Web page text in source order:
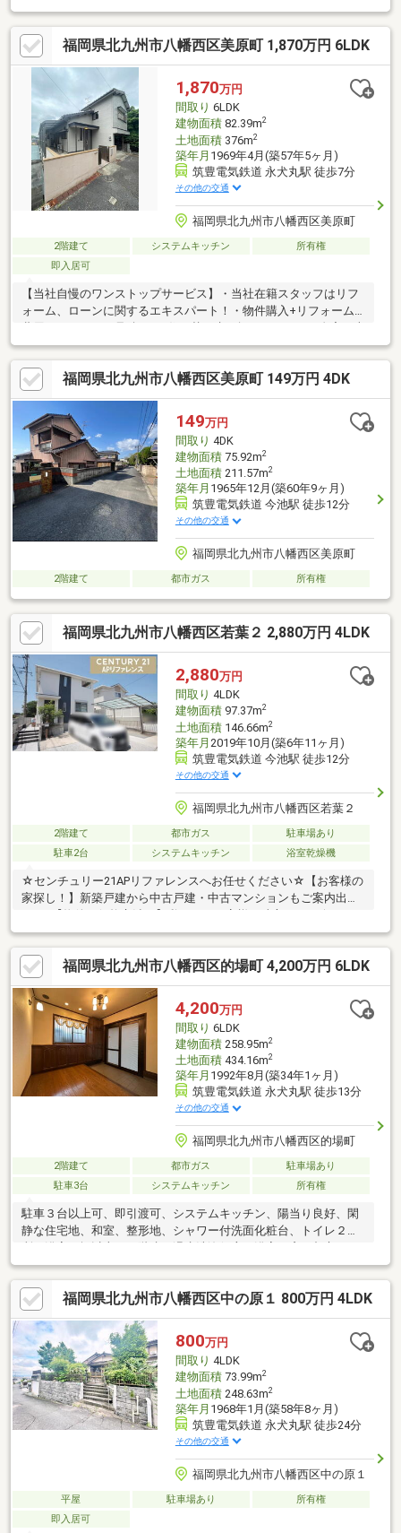
却が並行して行えます！・もちろん査定も無料です♪【ライフスタ
イルに合わせた物件探し】・土日祝/18時以降/1件～複数件のご内
覧も大歓迎・ご自宅等への送迎も可能です！・当社未掲載物件も
ご案内できます♪
福岡県北九州市八幡西区美原町 1,870万円 6LDK
1,870万円
間取り 6LDK
建物面積82.39m2
土地面積376m2
築年月 1969年4月(築57年5ヶ月)
筑豊電気鉄道 永犬丸駅 徒歩7分
その他の交通
福岡県北九州市八幡西区美原町
2階建て システムキッチン
所有権
即入居可
【当社自慢のワンストップサービス】・当社在籍スタッフはリフ
ォーム、ローンに関するエキスパート！・物件購入+リフォーム
却が並行して行えます！・もちろん査定も無料です♪【ライフスタ
イルに合わせた物件探し】・土日祝/18時以降/1件～複数件のご内
覧も大歓迎・ご自宅等への送迎も可能です！・当社未掲載物件も
ご案内できます♪
福岡県北九州市八幡西区美原町 149万円 4DK
149万円
間取り 4DK
建物面積75.92m2
土地面積211.57m2
築年月 1965年12月(築60年9ヶ月)
筑豊電気鉄道 今池駅 徒歩12分
その他の交通
福岡県北九州市八幡西区美原町
2階建て 都市ガス 所有権
福岡県北九州市八幡西区若葉２ 2,880万円 4LDK
2,880万円
間取り 4LDK
建物面積97.37m2
土地面積146.66m2
築年月 2019年10月(築6年11ヶ月)
筑豊電気鉄道 今池駅 徒歩12分
その他の交通
福岡県北九州市八幡西区若葉２
2階建て 都市ガス
駐車場あり
駐車2台
システムキッチン 浴室乾燥機
☆センチュリー21APリファレンスへお任せください☆【お客様の
家探し！】新築戸建から中古戸建・中古マンションもご案内出来
実績で交渉したします！【住宅ローン相談！】他社でダメだった
お客様でも承認歴あります！ どんなことで
も、まずは一度ご相談ください【購入のお得情報！】購入時に受
けれる補助金や、入居後に帰ってくる補助金やお得な情報満載！
☆ご希望のエリアに物件がない場合もご相談下さい！ネットだけ
では分からない情報もお伝え出来ます！センチュリー21APリファ
レンス【0949-29-6410】
福岡県北九州市八幡西区的場町 4,200万円 6LDK
4,200万円
間取り 6LDK
建物面積258.95m2
土地面積434.16m2
築年月 1992年8月(築34年1ヶ月)
筑豊電気鉄道 永犬丸駅 徒歩13分
その他の交通
福岡県北九州市八幡西区的場町
2階建て 都市ガス
駐車場あり
駐車3台
システムキッチン 所有権
駐車３台以上可、即引渡可、システムキッチン、陽当り良好、閑
静な住宅地、和室、整形地、シャワー付洗面化粧台、トイレ２ヶ
ス、食器洗乾燥機
福岡県北九州市八幡西区中の原１ 800万円 4LDK
800万円
間取り 4LDK
建物面積73.99m2
土地面積248.63m2
築年月 1968年1月(築58年8ヶ月)
筑豊電気鉄道 永犬丸駅 徒歩24分
その他の交通
福岡県北九州市八幡西区中の原１
平屋 駐車場あり
所有権
即入居可